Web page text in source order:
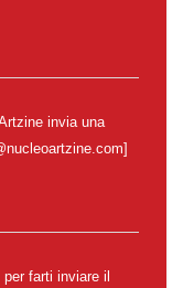
invia una
farti inviare il